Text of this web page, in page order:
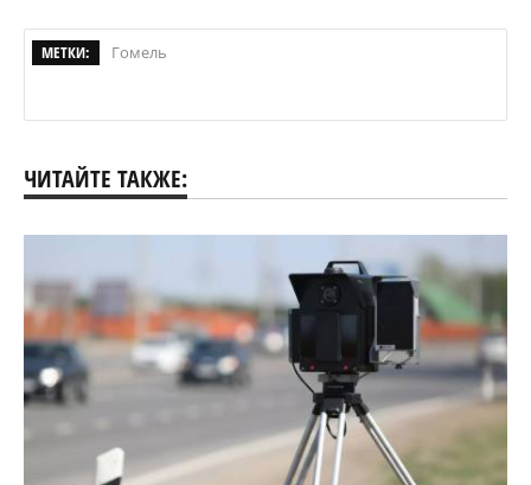
МЕТКИ: Гомель
ЧИТАЙТЕ ТАКЖЕ: